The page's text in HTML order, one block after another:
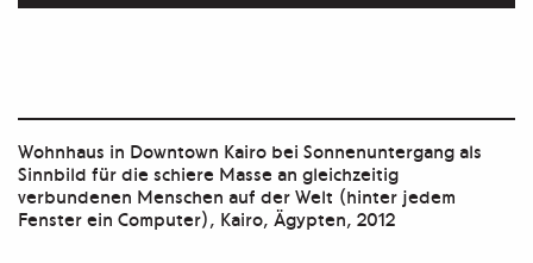
der
Internet
als
Ort"
Wohnhaus in Downtown Kairo bei Sonnenuntergang als
Sinnbild für die schiere Masse an gleichzeitig
verbundenen Menschen auf der Welt (hinter jedem
Fenster ein Computer), Kairo, Ägypten, 2012